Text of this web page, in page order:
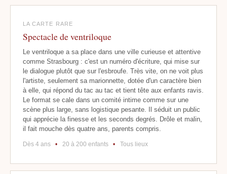
LA CARTE RARE
Spectacle de ventriloque
Le ventriloque a sa place dans une ville curieuse et attentive
comme Strasbourg : c'est un numéro d'écriture, qui mise sur
le dialogue plutôt que sur l'esbroufe. Très vite, on ne voit plus
l'artiste, seulement sa marionnette, dotée d'un caractère bien
à elle, qui répond du tac au tac et tient tête aux enfants ravis.
Le format se cale dans un comité intime comme sur une
scène plus large, sans logistique pesante. Il séduit un public
qui apprécie la finesse et les seconds degrés. Drôle et malin,
il fait mouche dès quatre ans, parents compris.
Dès 4 ans • 20 à 200 enfants • Tous lieux